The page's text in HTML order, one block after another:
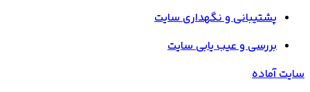
پشتیبانی و نگهداری سایت
بررسی و عیب یابی سایت
سایت آماده